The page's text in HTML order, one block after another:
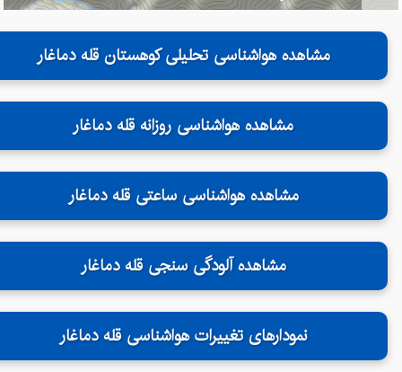
مشاهده هواشناسی تحلیلی کوهستان قله دماغار
مشاهده هواشناسی روزانه قله دماغار
مشاهده هواشناسی ساعتی قله دماغار
مشاهده آلودگی سنجی قله دماغار
نمودارهای تغییرات هواشناسی قله دماغار